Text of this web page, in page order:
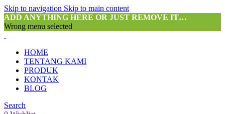
Skip to navigation Skip to main content
ADD ANYTHING HERE OR JUST REMOVE IT…
Wrong menu selected
HOME
TENTANG KAMI
PRODUK
KONTAK
BLOG
Search